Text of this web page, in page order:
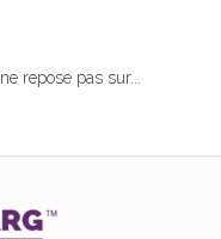
repose pas sur...